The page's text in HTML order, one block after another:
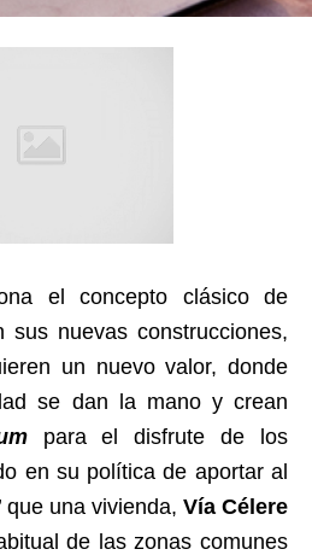
el concepto clásico de
sus nuevas construcciones,
un nuevo valor, donde
se dan la mano y crean
para el disfrute de los
en su política de aportar al
que una vivienda, Vía Célere
de las zonas comunes